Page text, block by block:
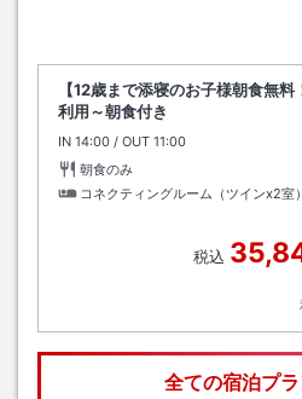
【12歳まで添寝のお子様朝食無
利用～朝食付き
IN チェックイン
14:00 / OUT チェックアウト
11:00
朝食のみ
コネクティングルーム（ツインx2室）
税込
全ての宿泊プ